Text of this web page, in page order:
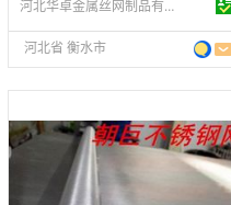
河北华卓金属丝网制品有限公司
河北省 衡水市
会员注册：
第 9 年